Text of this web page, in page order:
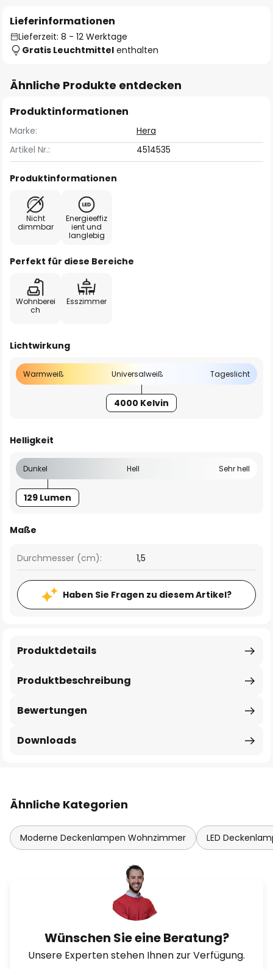
Lieferinformationen
Lieferzeit: 8 - 12 Werktage
Gratis Leuchtmittel enthalten
Ähnliche Produkte entdecken
Produktinformationen
Marke:
Hera
Artikel Nr.:
4514535
Produktinformationen
Nicht
dimmbar
Energieeffiz
ient und
langlebig
Perfekt für diese Bereiche
Wohnberei
ch
Esszimmer
Lichtwirkung
Warmweiß Universalweiß Tageslicht
4000 Kelvin
Helligkeit
Dunkel Hell Sehr hell
129 Lumen
Maße
Durchmesser (cm): 1,5
Haben Sie Fragen zu diesem Artikel?
Produktbeschreibung
Produktdetails
Bewertungen
Downloads
Ähnliche Kategorien
Moderne Deckenlampen Wohnzimmer LED
Wünschen Sie eine Beratung?
Unsere Experten stehen Ihnen zur Verfügung.